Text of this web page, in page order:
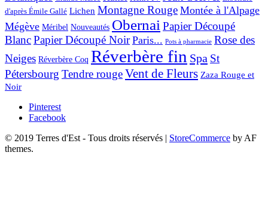
d'après Émile Gallé Lichen Montagne Rouge Montée à l'Alpage
Mégève Méribel Nouveautés ObernaiPapier Découpé
BlancPapier Découpé Noir Paris... Pots à pharmacie Rose des
Neiges Réverbère Coq Réverbère fin Spa St
Pétersbourg Tendre rougeVent de Fleurs Zaza Rouge et
Noir
Pinterest
Facebook
© 2019 Terres d'Est - Tous droits réservés
StoreCommerce by AF
themes.